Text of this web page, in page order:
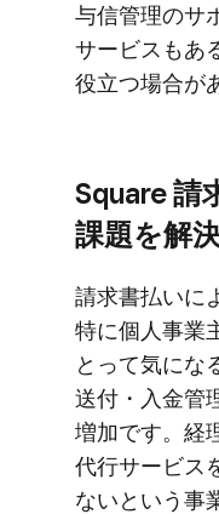
与信管理の​サ
サービスも​あ
役立つ​場合が​
Square 請
課題を​解
請求書払いに​
特に​個人事業
とって​気に​な
送付・​入金管
増加です。​経
代行サービス
ないと​いう​事